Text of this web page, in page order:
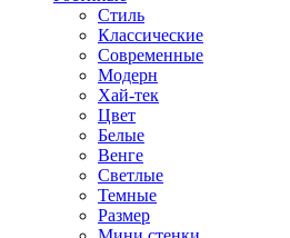
Стиль
Классические
Современные
Модерн
Хай-тек
Цвет
Белые
Венге
Светлые
Темные
Размер